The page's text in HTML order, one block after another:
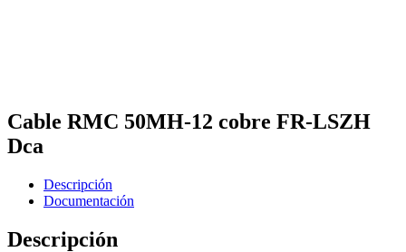
Cable RMC 50MH-12 cobre FR-LSZH
Dca
Descripción
Documentación
Descripción